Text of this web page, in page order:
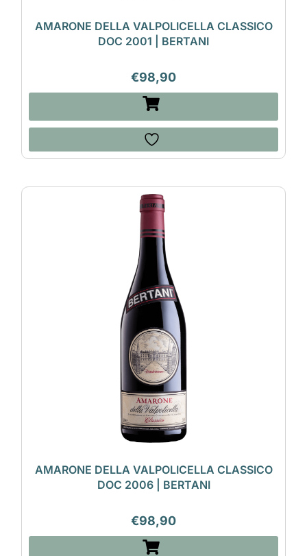
AMARONE DELLA VALPOLICELLA CLASSICO
DOC 2001 | BERTANI
€98,90
AMARONE DELLA VALPOLICELLA CLASSICO
DOC 2006 | BERTANI
€98,90